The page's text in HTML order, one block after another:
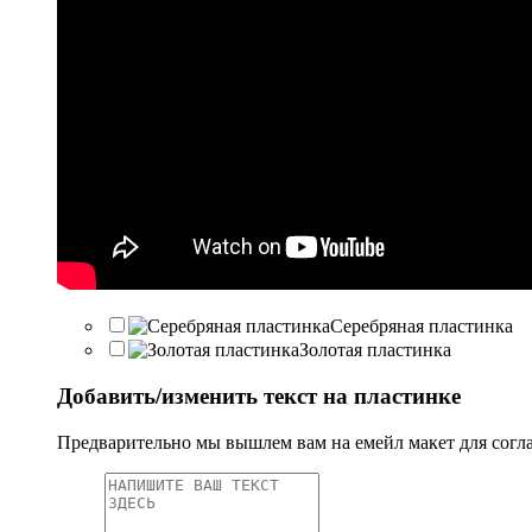
Серебряная пластинка
Золотая пластинка
Добавить/изменить текст на пластинке
Предварительно мы вышлем вам на емейл макет для